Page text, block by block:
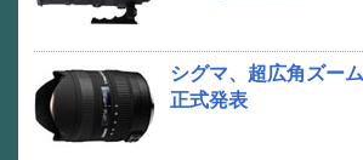
シグマ、超広角ズー
正式発表